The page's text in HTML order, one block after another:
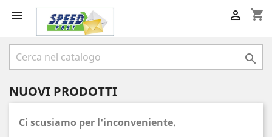
 shopping_cart


NUOVI PRODOTTI
Ci scusiamo per l'inconveniente.